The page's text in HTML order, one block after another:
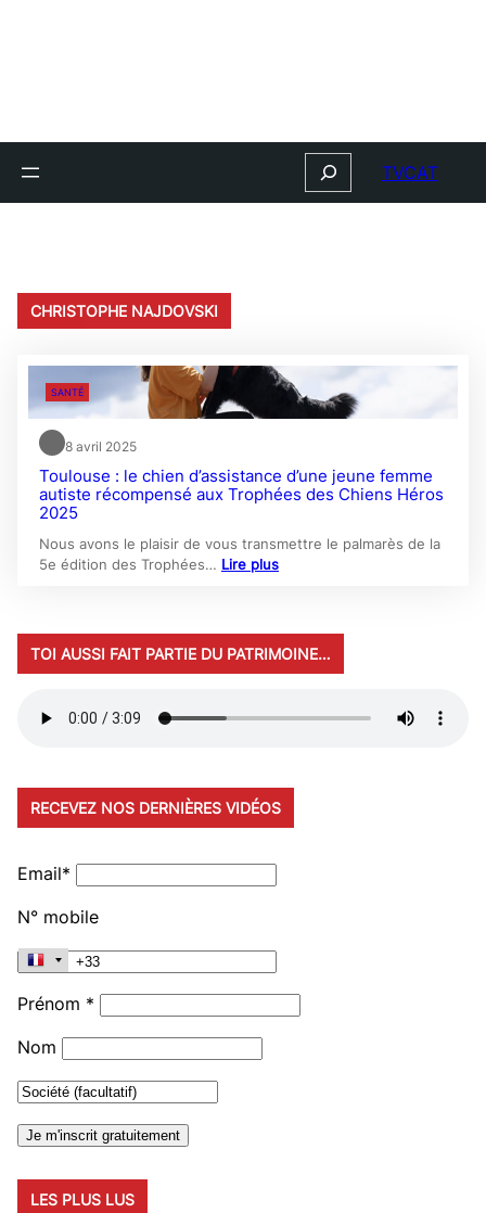
Search TVCAT
CHRISTOPHE NAJDOVSKI
SANTÉ
8 avril 2025
Toulouse : le chien d’assistance d’une jeune femme
autiste récompensé aux Trophées des Chiens Héros
2025
Nous avons le plaisir de vous transmettre le palmarès de la
5e édition des Trophées… Lire plus
TOI AUSSI FAIT PARTIE DU PATRIMOINE…
RECEVEZ NOS DERNIÈRES VIDÉOS
Email*
N° mobile
Prénom *
Nom
LES PLUS LUS